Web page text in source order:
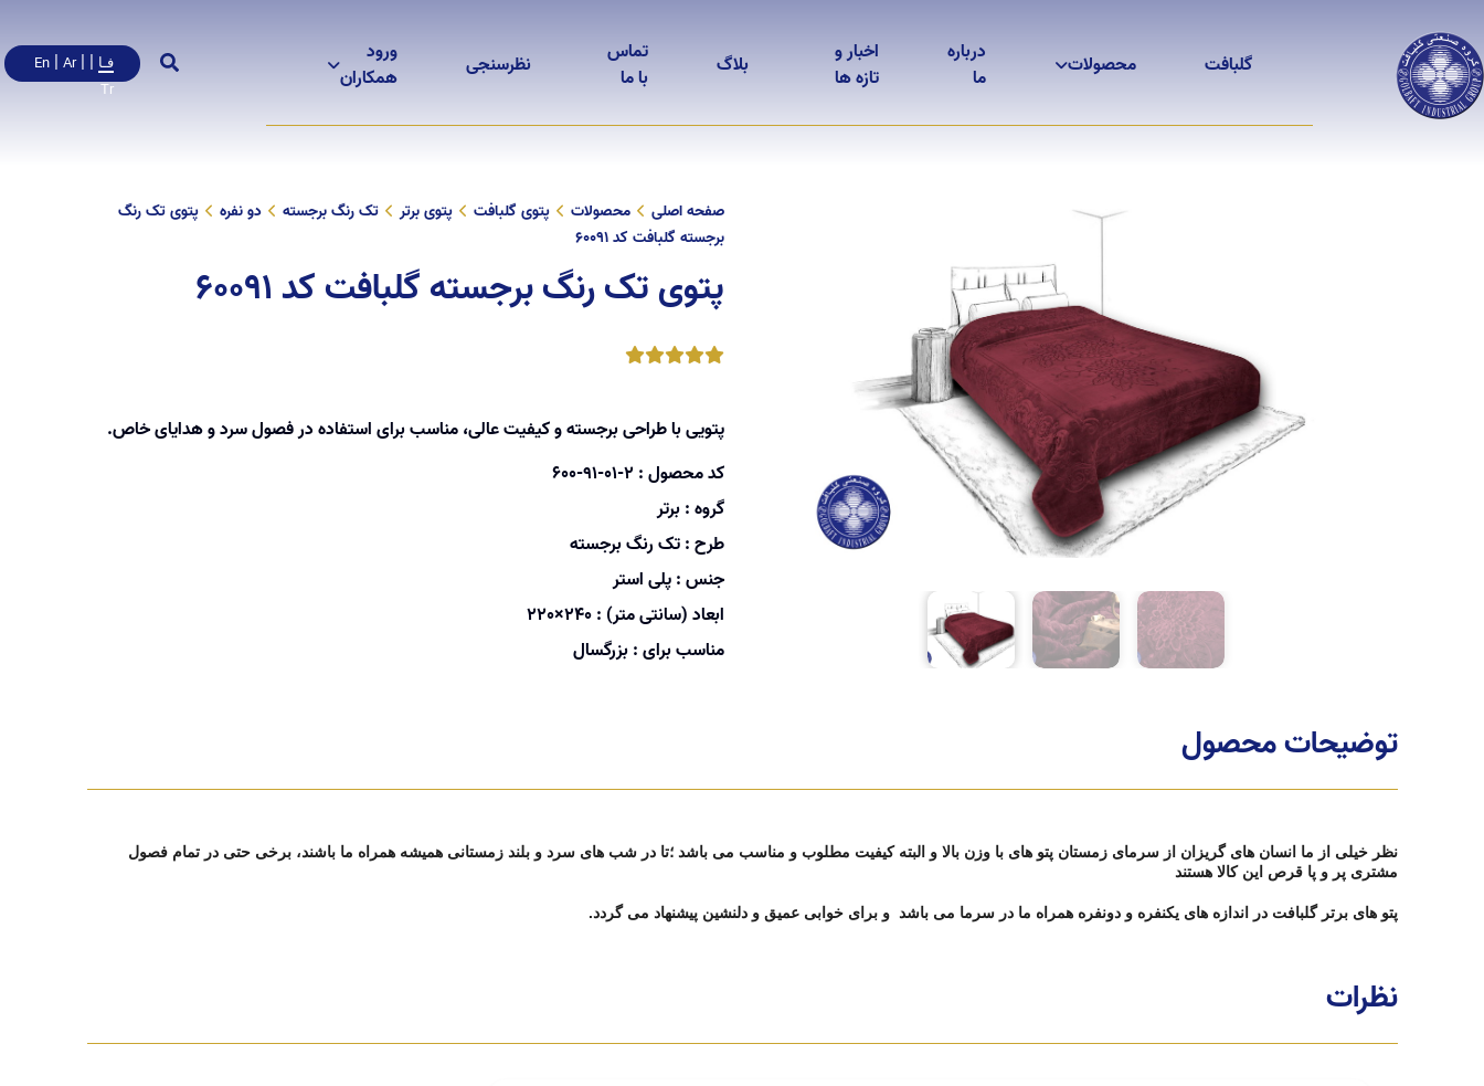
گلبافت محصولات
درباره
ما
اخبار و
تازه ها
بلاگ
تماس
با ما
نظرسنجی
ورود
همکاران
فـا |
En| Ar|
Tr
صفحه اصلی محصولات پتوی گلبافت پتوی برتر تک رنگ برجسته دو نفره
پتوی تک رنگ
برجسته گلبافت کد 60091
پتوی تک رنگ برجسته گلبافت کد 60091
پتویی با طراحی برجسته و کیفیت عالی، مناسب برای استفاده در فصول سرد و هدایای خاص.
کد محصول : 600-91-01-2
گروه :برتر
طرح :تک رنگ برجسته
جنس :پلی استر
ابعاد (سانتی متر) :240×220
مناسب برای :بزرگسال
توضیحات محصول
نظر خیلی از ما انسان های گریزان از سرمای زمستان پتو های با وزن بالا و البته کیفیت مطلوب و مناسب می باشد ؛تا در شب های سرد و بلند زمستانی همیشه همراه ما باشند، برخی حتی در تمام فصول
مشتری پر و پا قرص این کالا هستند
پتو های برتر گلبافت در اندازه های یکنفره و دونفره همراه ما در سرما می باشد و برای خوابی عمیق و دلنشین پیشنهاد می گردد.
نظرات